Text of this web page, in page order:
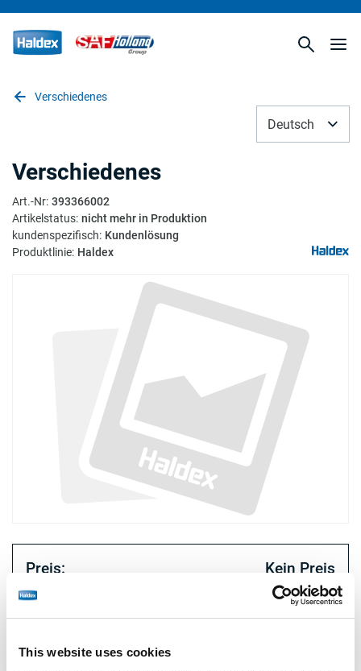
This website uses cookies
Verschiedenes
Deutsch
Verschiedenes
Art.-Nr: 393366002
Artikelstatus: nicht mehr in Produktion
kundenspezifisch: Kundenlösung
Produktlinie: Haldex
Preis: Kein Preis
Loggen Sie sich ein, um den Bestand zu sehen und zu
bestellen.